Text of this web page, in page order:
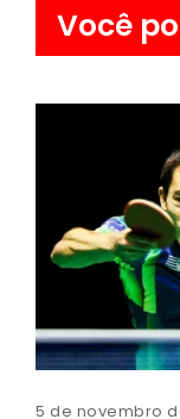
Você
5 de novembro